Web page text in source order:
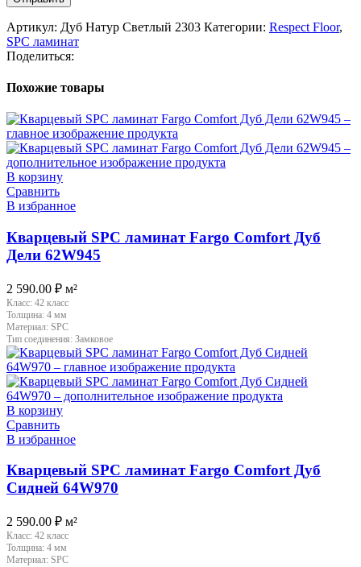
Артикул: Дуб Натур Светлый 2303 Категории: Respect Floor,
SPC ламинат
Поделиться:
Похожие товары
В корзину
Сравнить
В избранное
Кварцевый SPC ламинат Fargo Comfort Дуб
Дели 62W945
2 590.00 ₽ м²
Класс: 42 класс
Толщина: 4 мм
Материал: SPC
Тип соединения: Замковое
В корзину
Сравнить
В избранное
Кварцевый SPC ламинат Fargo Comfort Дуб
Сидней 64W970
2 590.00 ₽ м²
Класс: 42 класс
Толщина: 4 мм
Материал: SPC